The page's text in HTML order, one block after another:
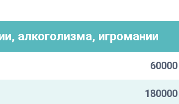
алкоголизма, игромании
60000
180000